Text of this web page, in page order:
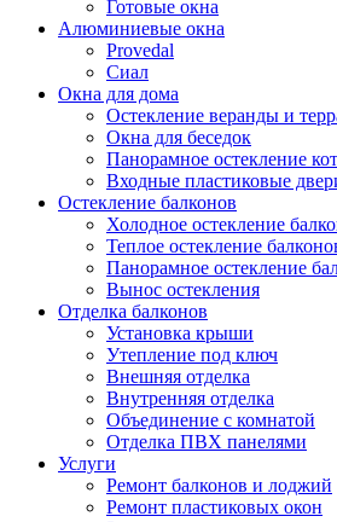
Готовые окна
Алюминиевые окна
Provedal
Сиал
Окна для дома
Остекление веранды и
Окна для беседок
Панорамное остекление
Входные пластиковые
Остекление балконов
Холодное остекление
Теплое остекление
Панорамное остекление
Вынос остекления
Отделка балконов
Установка крыши
Утепление под ключ
Внешняя отделка
Внутренняя отделка
Объединение с комнатой
Отделка ПВХ панелями
Услуги
Ремонт балконов и лоджий
Ремонт пластиковых окон